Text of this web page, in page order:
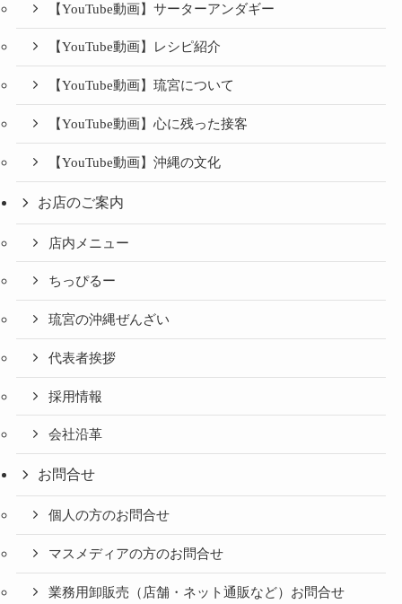
【YouTube動画】サーターアンダギー
【YouTube動画】レシピ紹介
【YouTube動画】琉宮について
【YouTube動画】心に残った接客
【YouTube動画】沖縄の文化
お店のご案内
店内メニュー
ちっぴるー
琉宮の沖縄ぜんざい
代表者挨拶
採用情報
会社沿革
お問合せ
個人の方のお問合せ
マスメディアの方のお問合せ
業務用卸販売（店舗・ネット通販など）お問合せ